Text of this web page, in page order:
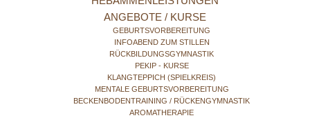
ANGEBOTE / KURSE
GEBURTSVORBEREITUNG
INFOABEND ZUM STILLEN
RÜCKBILDUNGSGYMNASTIK
PEKIP - KURSE
KLANGTEPPICH (SPIELKREIS)
MENTALE GEBURTSVORBEREITUNG
BECKENBODENTRAINING / RÜCKENGYMNASTIK
AROMATHERAPIE